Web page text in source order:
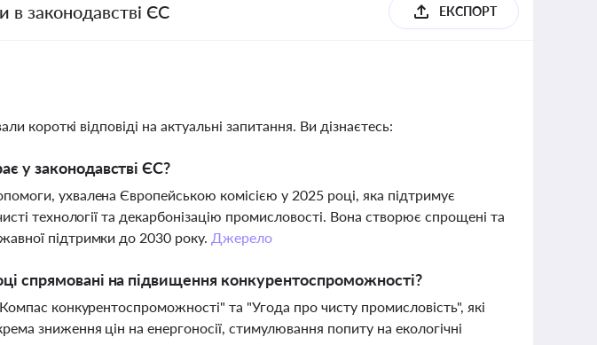
в законодавстві ЄС ЕКСПОРТ
короткі відповіді на актуальні запитання. Ви дізнаєтесь:
у законодавстві ЄС?
ухвалена Європейською комісією у 2025 році, яка підтримує
технології та декарбонізацію промисловості. Вона створює спрощені та
підтримки до 2030 року. Джерело
спрямовані на підвищення конкурентоспроможності?
конкурентоспроможності" та "Угода про чисту промисловість", які
зниження цін на енергоносії, стимулювання попиту на екологічні